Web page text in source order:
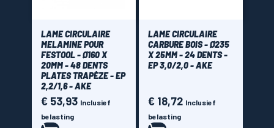
3,5 mm (1)
3,8 mm(2)
4,2 mm (1)
4,5 mm(1)
Nombre de dents
LAME CIRCULAIRE
MELAMINE POUR
FESTOOL - Ø160 X
20MM - 48 DENTS
PLATES TRAPÈZE - EP
2,2/1,6 - AKE
Prijs
€ 53,93 Inclusief
belasting
LAME CIRCULAIRE
CARBURE BOIS - Ø235
X 25MM - 24 DENTS -
EP 3,0/2,0 - AKE
Prijs
€ 18,72 Inclusief
belasting